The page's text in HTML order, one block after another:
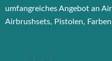
umfangreiches Angebot an
Airbrushsets, Pistolen,